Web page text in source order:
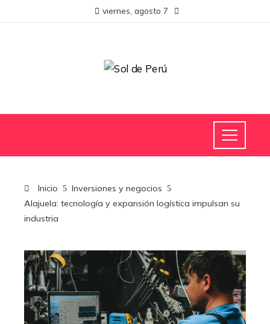
viernes, agosto 7
Inicio
Inversiones y negocios
Alajuela: tecnología y expansión logística impulsan su
industria